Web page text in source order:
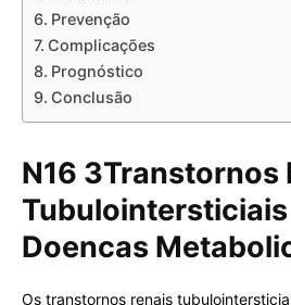
Prevenção
Complicações
Prognóstico
Conclusão
N16 3Transtornos
Tubulointersticiais
Doencas
Os transtornos renais